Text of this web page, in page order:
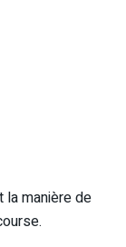
la manière de